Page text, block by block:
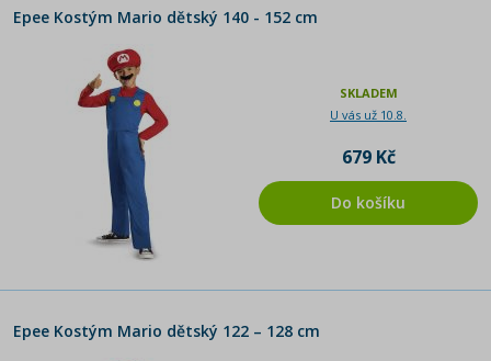
Epee Kostým Mario dětský 140 - 152 cm
SKLADEM
U vás už 10.8.
679 Kč
Do košíku
Epee Kostým Mario dětský 122 – 128 cm